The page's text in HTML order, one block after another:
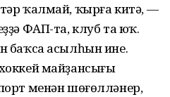
ҡалмай, ҡырға китә, —
ФАП-та, клуб та юҡ.
баҡса асылһын ине.
майҙансығы
менән шөғөлләнер,